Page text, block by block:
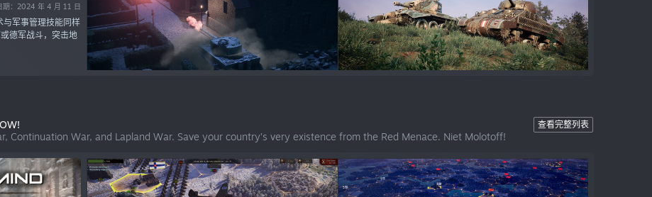
期：2024 年 4 月 11 日
与军事管理技能同样
德军战斗，突击地
查看完整列表
Continuation War, and Lapland War. Save your country’s very existence from the Red Menace. Niet Molotoff!